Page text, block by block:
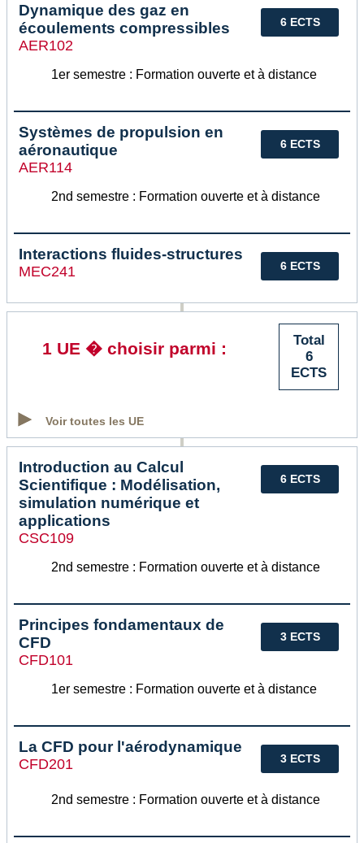
6 ECTS
Dynamique des gaz en
écoulements compressibles
AER102
1er semestre : Formation ouverte et à distance
6 ECTS
Systèmes de propulsion en
aéronautique
AER114
2nd semestre : Formation ouverte et à distance
6 ECTS
Interactions fluides-structures
MEC241
Total
6
ECTS
1 UE � choisir parmi :
Voir toutes les UE
6 ECTS
Introduction au Calcul
Scientifique : Modélisation,
simulation numérique et
applications
CSC109
2nd semestre : Formation ouverte et à distance
3 ECTS
Principes fondamentaux de
CFD
CFD101
1er semestre : Formation ouverte et à distance
3 ECTS
La CFD pour l'aérodynamique
CFD201
2nd semestre : Formation ouverte et à distance